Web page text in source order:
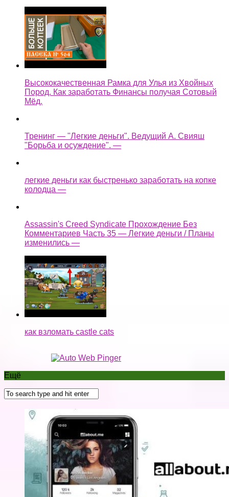
Высококачественная Рамка для Улья из Хвойных
Пород. Как заработать Финансы получая Сотовый
Мёд.
Тренинг — "Легкие деньги". Ведущий А. Свияш
"Борьба и осуждение". —
легкие деньги как быстренько заработать на копке
колодца —
Assassin's Creed Syndicate Прохождение Без
Комментариев Часть 35 — Легкие деньги / Планы
изменились —
как взломать castle cats
Ещё